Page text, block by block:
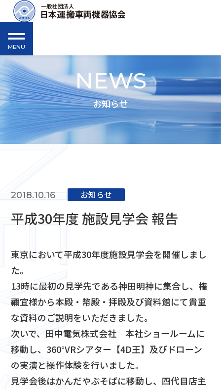
MENU
NEWS
お知らせ
2018.10.16 お知らせ
平成30年度 施設見学会 報告
東京において平成30年度施設見学会を開催しまし
た。
13時に最初の見学先である神田明神に集合し、権
禰宜様から本殿・幣殿・拝殿及び資料館にて貴重
な資料のご説明をいただきました。
次いで、田中電気株式会社 本社ショールームに
移動し、360°VRシアター【4D王】及びドローン
の実演と操作体験を行いました。
見学会後はかんだやぶそばに移動し、四代目店主